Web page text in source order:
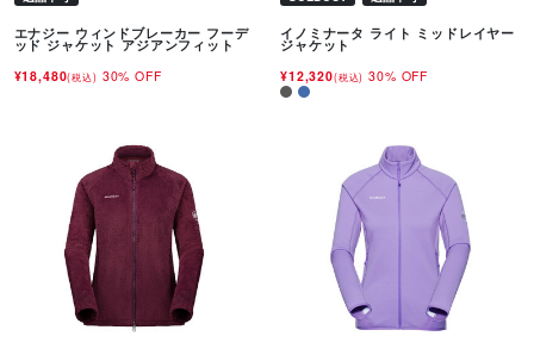
エナジー ウィンドブレーカー フーデ
ッド ジャケット アジアンフィット
¥18,480(税込) 30% OFF
イノミナータ ライト ミッドレイヤー
ジャケット
¥12,320(税込) 30% OFF